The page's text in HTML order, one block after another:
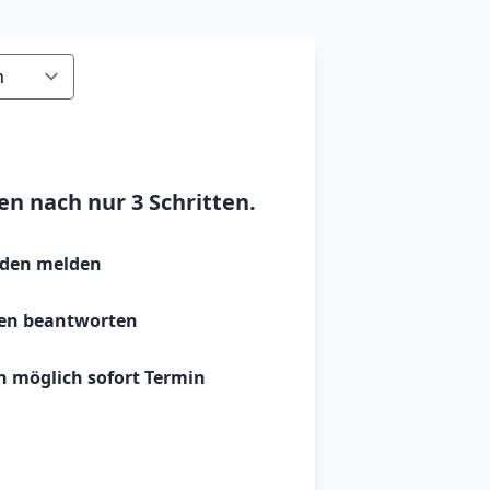
nach nur 3 Schritten.
melden
beantworten
möglich sofort Termin